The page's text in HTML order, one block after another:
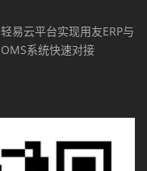
易云平台实现用友ERP与
系统快速对接